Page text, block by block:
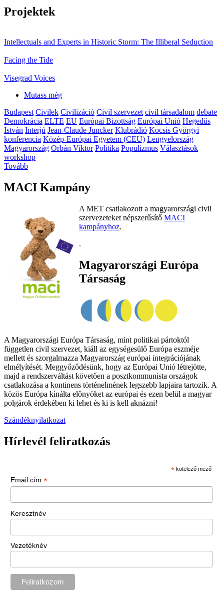
Projektek
Intellectuals and Experts in Historic Storm: The Illiberal Seduction
Facing the Tide
Visegrad Voices
Mutass még
Budapest Civilek Civilizáció Civil szervezet civil társadalom debate
Demokrácia ELTE EU Európai Bizottság Európai Unió Hegedűs
István Interjú Jean-Claude Juncker Klubrádió Kocsis Györgyi
konferencia Közép-Európai Egyetem (CEU) Lengyelország
Magyarország Orbán Viktor Politika Populizmus Választások
workshop
Tovább
MACI Kampány
A MET csatlakozott a magyarországi civil
szervezeteket népszerűsítő MACI
kampányhoz.
.
Magyarországi Európa
Társaság
A Magyarországi Európa Társaság, mint politikai pártoktól
független civil szervezet, kiáll az egységesülő Európa eszméje
mellett és szorgalmazza Magyarország európai integrációjának
elmélyítését. Meggyőződésünk, hogy az Európai Unió létrejötte,
majd a rendszerváltást követően a posztkommunista országok
csatlakozása a kontinens történelmének legszebb lapjaira tartozik. A
közös Európa kínálta előnyöket az európai és ezen belül a magyar
polgárok érdekében ki lehet és ki is kell aknázni!
Szándéknyilatkozat
Hírlevél feliratkozás
* kötelező mező
Email cím *
Keresztnév
Vezetéknév